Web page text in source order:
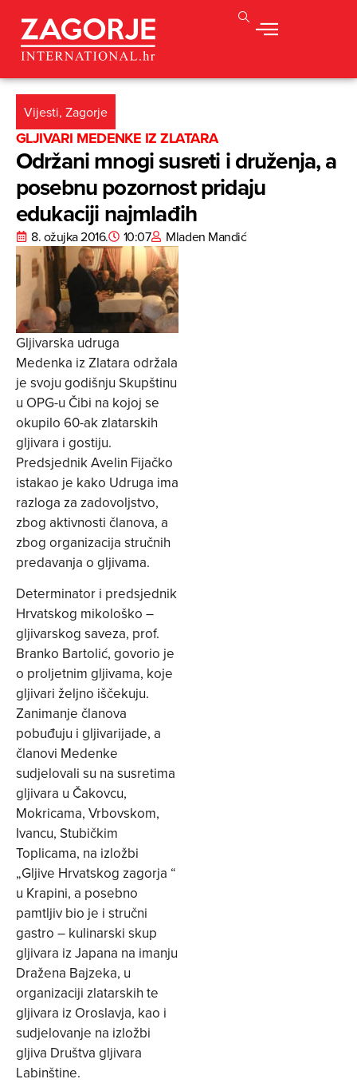
Vijesti, Zagorje
GLJIVARI MEDENKE IZ ZLATARA
Održani mnogi susreti i druženja, a
posebnu pozornost pridaju
edukaciji najmlađih
8. ožujka 2016. 10:07 Mladen Mandić
Gljivarska udruga
Medenka iz Zlatara održala
je svoju godišnju Skupštinu
u OPG-u Čibi na kojoj se
okupilo 60-ak zlatarskih
gljivara i gostiju.
Predsjednik Avelin Fijačko
istakao je kako Udruga ima
razloga za zadovoljstvo,
zbog aktivnosti članova, a
zbog organizacija stručnih
predavanja o gljivama.
Determinator i predsjednik
Hrvatskog mikološko –
gljivarskog saveza, prof.
Branko Bartolić, govorio je
o proljetnim gljivama, koje
gljivari željno iščekuju.
Zanimanje članova
pobuđuju i gljivarijade, a
članovi Medenke
sudjelovali su na susretima
gljivara u Čakovcu,
Mokricama, Vrbovskom,
Ivancu, Stubičkim
Toplicama, na izložbi
„Gljive Hrvatskog zagorja “
u Krapini, a posebno
pamtljiv bio je i stručni
gastro – kulinarski skup
gljivara iz Japana na imanju
Dražena Bajzeka, u
organizaciji zlatarskih te
gljivara iz Oroslavja, kao i
sudjelovanje na izložbi
gljiva Društva gljivara
Labinštine.